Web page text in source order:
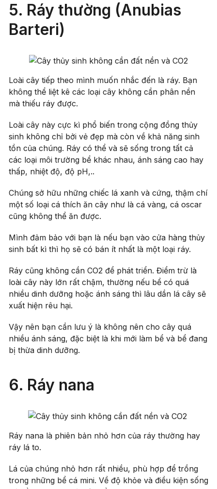
5. Ráy thường (Anubias
Barteri)
Loài cây tiếp theo mình muốn nhắc đến là ráy. Bạn
không thể liệt kê các loại cây không cần phân nền
mà thiếu ráy được.
Loài cây này cực kì phổ biến trong cộng đồng thủy
sinh không chỉ bởi vẻ đẹp mà còn về khả năng sinh
tồn của chúng. Ráy có thể và sẽ sống trong tất cả
các loại môi trường bể khác nhau, ánh sáng cao hay
thấp, nhiệt độ, độ pH,..
Chúng sở hữu những chiếc lá xanh và cứng, thậm chí
một số loại cá thích ăn cây như là cá vàng, cá oscar
cũng không thể ăn được.
Mình đảm bảo với bạn là nếu bạn vào cửa hàng thủy
sinh bất kì thì họ sẽ có bán ít nhất là một loại ráy.
Ráy cũng không cần CO2 để phát triển. Điểm trừ là
loài cây này lớn rất chậm, thường nếu bể có quá
nhiều dinh dưỡng hoặc ánh sáng thì lâu dần lá cây sẽ
xuất hiện rêu hại.
Vậy nên bạn cần lưu ý là không nên cho cây quá
nhiều ánh sáng, đặc biệt là khi mới làm bể và bể đang
bị thừa dinh dưỡng.
6. Ráy nana
Ráy nana là phiên bản nhỏ hơn của ráy thường hay
ráy lá to.
Lá của chúng nhỏ hơn rất nhiều, phù hợp để trồng
trong những bể cá mini. Về độ khỏe và điều kiện sống